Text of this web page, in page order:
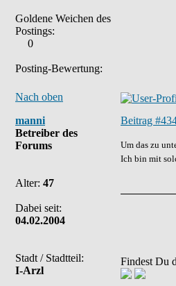
Goldene Weichen des
Postings:
0
Posting-Bewertung:
Nach oben
manni
Betreiber des
Forums
Alter: 47
Dabei seit:
04.02.2004
Stadt / Stadtteil:
I-Arzl
Beitrag
Um das zu
Ich bin mit
Findest Du